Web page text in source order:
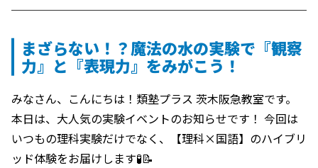
まざらない！？魔法の水の実験で『観察
力』と『表現力』をみがこう！
みなさん、こんにちは！類塾プラス 茨木阪急教室です。
本日は、大人気の実験イベントのお知らせです！ 今回は
いつもの理科実験だけでなく、【理科×国語】のハイブリ
ッド体験をお届けします🧪📝